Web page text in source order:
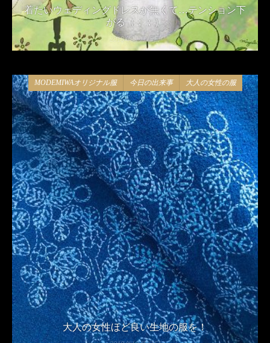
着たいウェディングドレスが無くて…テンション下
がる（；；）
2018年11月15日
MODEMIWAオリジナル服 今日の出来事 大人の女性の服
大人の女性ほど良い生地の服を！